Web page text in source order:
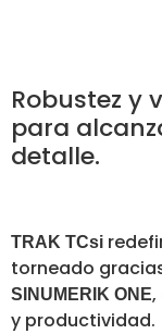
Robustez y
para
detalle.
TRAK TCsi
torneado
SINUMERIK ONE,
y productividad.